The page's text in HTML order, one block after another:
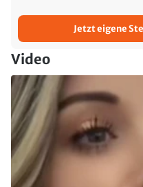
Jetzt eigene
Video